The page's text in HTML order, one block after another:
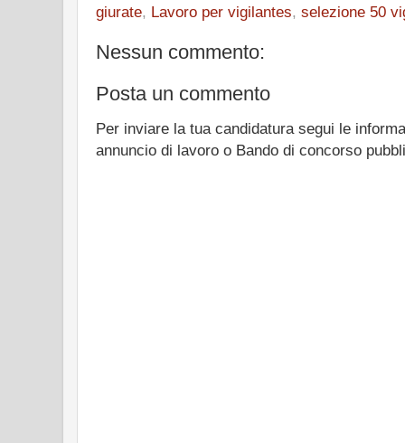
giurate, Lavoro per vigilantes, selezione 50
Nessun commento:
Posta un commento
Per inviare la tua candidatura segui le
annuncio di lavoro o Bando di concorso